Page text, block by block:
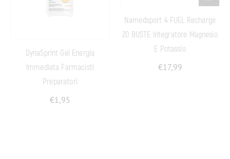
DynaSprint Gel Energia
Immediata Farmacisti
Preparatori
€1,95
Namedsport 4 FUEL Recharge
20 BUSTE Integratore Magnesio
E Potassio
€17,99